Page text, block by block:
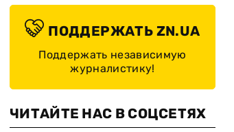
ПОДДЕРЖАТЬ ZN.UA
Поддержать независимую
журналистику!
ЧИТАЙТЕ НАС В СОЦСЕТЯХ